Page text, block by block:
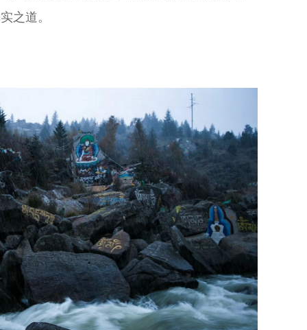
之道。